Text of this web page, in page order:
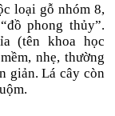
loại gỗ nhóm 8,
phong thủy”.
(tên khoa học
nhẹ, thường
giản. Lá cây còn